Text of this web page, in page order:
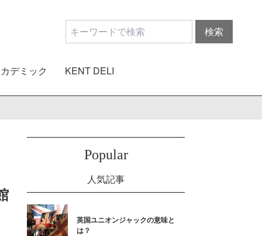
デミック KENT DELI
Popular
人気記事
英国ユニオンジャックの意味と
は？